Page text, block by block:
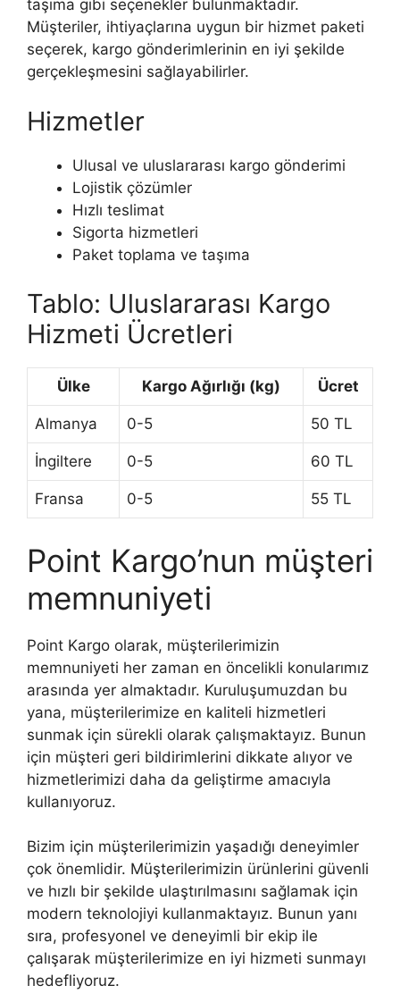
taşıma gibi seçenekler bulunmaktadır.
Müşteriler, ihtiyaçlarına uygun bir hizmet paketi
seçerek, kargo gönderimlerinin en iyi şekilde
gerçekleşmesini sağlayabilirler.
Hizmetler
Ulusal ve uluslararası kargo gönderimi
Lojistik çözümler
Hızlı teslimat
Sigorta hizmetleri
Paket toplama ve taşıma
Tablo: Uluslararası Kargo
Hizmeti Ücretleri
Ülke Kargo Ağırlığı (kg) Ücret
Almanya 0-5 50 TL
İngiltere 0-5 60 TL
Fransa 0-5 55 TL
Point Kargo’nun müşteri
memnuniyeti
Point Kargo olarak, müşterilerimizin
memnuniyeti her zaman en öncelikli konularımız
arasında yer almaktadır. Kuruluşumuzdan bu
yana, müşterilerimize en kaliteli hizmetleri
sunmak için sürekli olarak çalışmaktayız. Bunun
için müşteri geri bildirimlerini dikkate alıyor ve
hizmetlerimizi daha da geliştirme amacıyla
kullanıyoruz.
Bizim için müşterilerimizin yaşadığı deneyimler
çok önemlidir. Müşterilerimizin ürünlerini güvenli
ve hızlı bir şekilde ulaştırılmasını sağlamak için
modern teknolojiyi kullanmaktayız. Bunun yanı
sıra, profesyonel ve deneyimli bir ekip ile
çalışarak müşterilerimize en iyi hizmeti sunmayı
hedefliyoruz.